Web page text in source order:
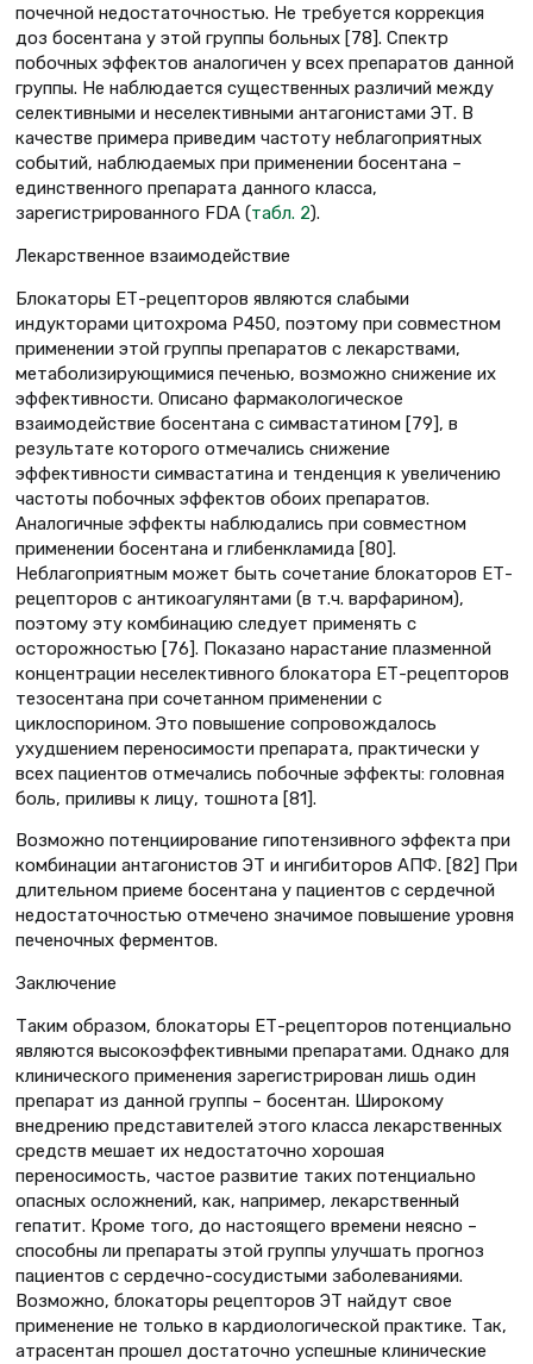
почечной недостаточностью. Не требуется коррекция
доз босентана у этой группы больных [78]. Спектр
побочных эффектов аналогичен у всех препаратов данной
группы. Не наблюдается существенных различий между
селективными и неселективными антагонистами ЭТ. В
качестве примера приведим частоту неблагоприятных
событий, наблюдаемых при применении босентана –
единственного препарата данного класса,
зарегистрированного FDA (табл. 2).
Лекарственное взаимодействие
Блокаторы ЕТ-рецепторов являются слабыми
индукторами цитохрома Р450, поэтому при совместном
применении этой группы препаратов с лекарствами,
метаболизирующимися печенью, возможно снижение их
эффективности. Описано фармакологическое
взаимодействие босентана с симвастатином [79], в
результате которого отмечались снижение
эффективности симвастатина и тенденция к увеличению
частоты побочных эффектов обоих препаратов.
Аналогичные эффекты наблюдались при совместном
применении босентана и глибенкламида [80].
Неблагоприятным может быть сочетание блокаторов ЕТ-
рецепторов с антикоагулянтами (в т.ч. варфарином),
поэтому эту комбинацию следует применять с
осторожностью [76]. Показано нарастание плазменной
концентрации неселективного блокатора ЕТ-рецепторов
тезосентана при сочетанном применении с
циклоспорином. Это повышение сопровождалось
ухудшением переносимости препарата, практически у
всех пациентов отмечались побочные эффекты: головная
боль, приливы к лицу, тошнота [81].
Возможно потенциирование гипотензивного эффекта при
комбинации антагонистов ЭТ и ингибиторов АПФ. [82] При
длительном приеме босентана у пациентов с сердечной
недостаточностью отмечено значимое повышение уровня
печеночных ферментов.
Заключение
Таким образом, блокаторы ЕТ-рецепторов потенциально
являются высокоэффективными препаратами. Однако для
клинического применения зарегистрирован лишь один
препарат из данной группы – босентан. Широкому
внедрению представителей этого класса лекарственных
средств мешает их недостаточно хорошая
переносимость, частое развитие таких потенциально
опасных осложнений, как, например, лекарственный
гепатит. Кроме того, до настоящего времени неясно –
способны ли препараты этой группы улучшать прогноз
пациентов с сердечно-сосудистыми заболеваниями.
Возможно, блокаторы рецепторов ЭТ найдут свое
применение не только в кардиологической практике. Так,
атрасентан прошел достаточно успешные клинические